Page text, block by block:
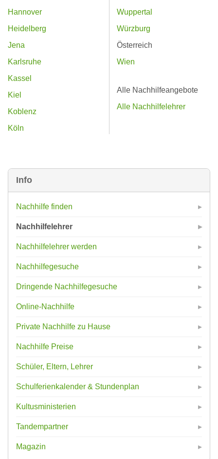
Info
Nachhilfe finden
Nachhilfelehrer
Nachhilfelehrer werden
Nachhilfegesuche
Dringende Nachhilfegesuche
Online-Nachhilfe
Private Nachhilfe zu Hause
Nachhilfe Preise
Schüler, Eltern, Lehrer
Schulferienkalender & Stundenplan
Kultusministerien
Tandempartner
Magazin
Hannover
Heidelberg
Jena
Karlsruhe
Kassel
Kiel
Koblenz
Köln
Wuppertal
Würzburg
Österreich
Wien
Alle Nachhilfeangebote
Alle Nachhilfelehrer